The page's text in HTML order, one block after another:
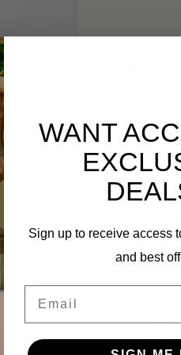
und Reisen.
WANT
Sign up to receive access
and best